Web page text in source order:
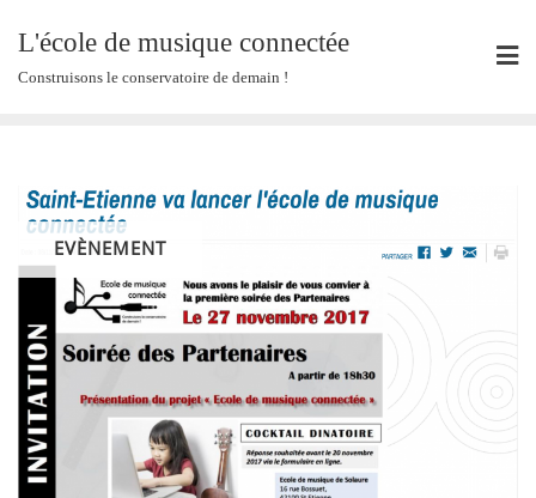
content
L'école de musique connectée
Construisons le conservatoire de demain !
EVÈNEMENT